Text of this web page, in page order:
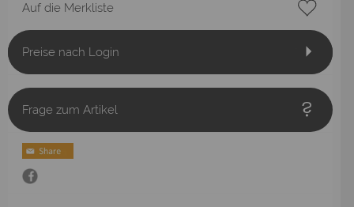
Auf die Merkliste
Preise nach Login
Frage zum Artikel